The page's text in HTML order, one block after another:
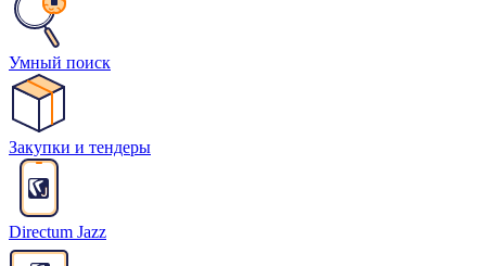
Умный поиск
Закупки и тендеры
Directum Jazz